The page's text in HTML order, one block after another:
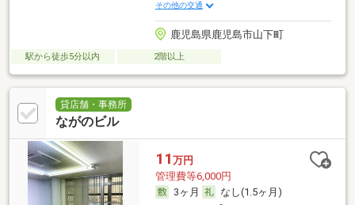
その他の交通
鹿児島県鹿児島市山下町
駅から徒歩5分以内 2階以上
貸店舗・事務所
ながのビル
11 万円
管理費等6,000円
3ヶ月
なし(1.5ヶ月)